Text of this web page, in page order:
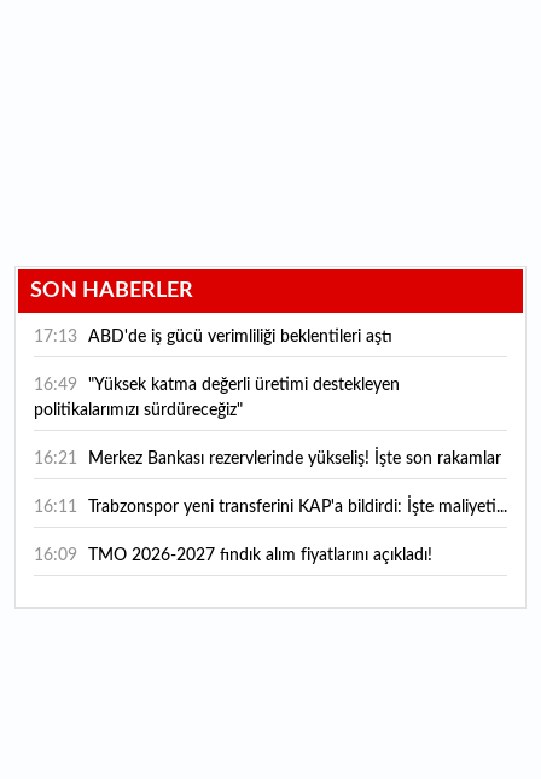
SON HABERLER
17:13 ABD'de iş gücü verimliliği beklentileri aştı
16:49
politikalarımızı sürdüreceğiz"
16:21 Merkez Bankası rezervlerinde yükseliş! İşte son rakamlar
16:11 Trabzonspor yeni transferini KAP'a bildirdi: İşte maliyeti...
16:09 TMO 2026-2027 fındık alım fiyatlarını açıkladı!
15:59 Bankacılık sektörünün toplam mevduatı geriledi